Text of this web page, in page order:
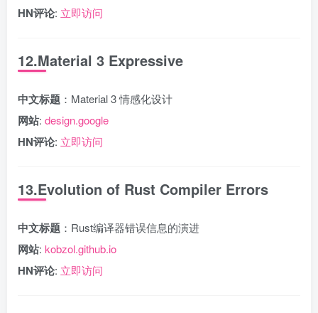
HN评论: 立即访问
12.Material 3 Expressive
中文标题 ：Material 3 情感化设计
网站: design.google
HN评论: 立即访问
13.Evolution of Rust Compiler Errors
中文标题 ：Rust编译器错误信息的演进
网站: kobzol.github.io
HN评论: 立即访问